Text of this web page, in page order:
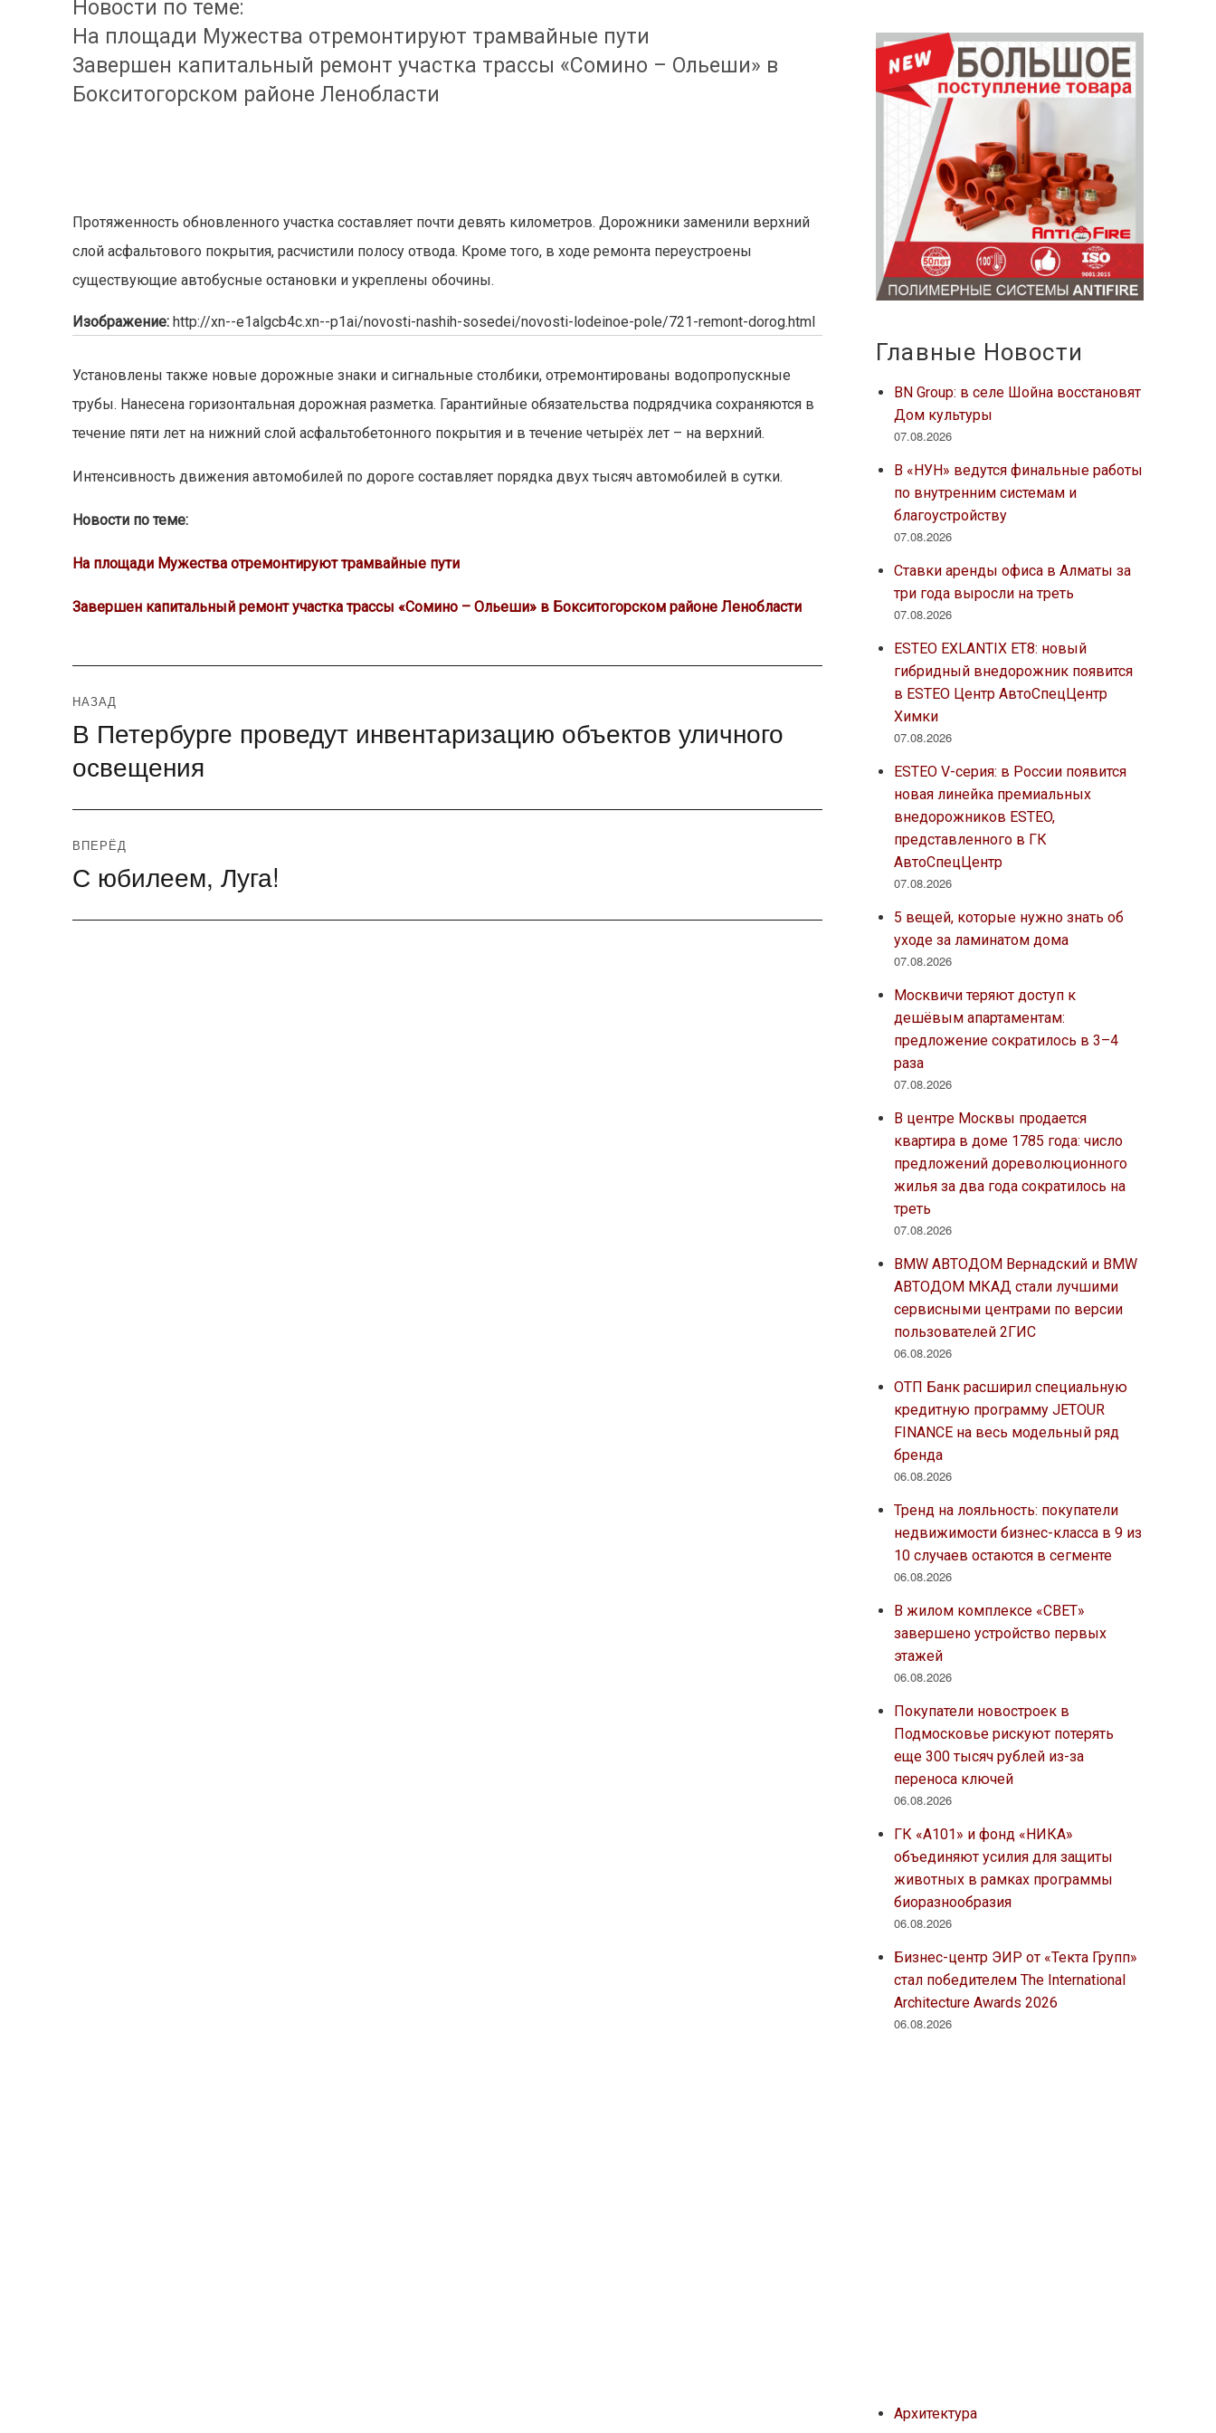
Новости по теме:
На площади Мужества отремонтируют трамвайные пути
Завершен капитальный ремонт участка трассы «Сомино – Ольеши» в
Бокситогорском районе Ленобласти
Протяженность обновленного участка составляет почти девять километров. Дорожники заменили верхний
слой асфальтового покрытия, расчистили полосу отвода. Кроме того, в ходе ремонта переустроены
существующие автобусные остановки и укреплены обочины.
Изображение:http://xn--e1algcb4c.xn--p1ai/novosti-nashih-sosedei/novosti-lodeinoe-pole/721-remont-dorog.html
Установлены также новые дорожные знаки и сигнальные столбики, отремонтированы водопропускные
трубы. Нанесена горизонтальная дорожная разметка. Гарантийные обязательства подрядчика сохраняются в
течение пяти лет на нижний слой асфальтобетонного покрытия и в течение четырёх лет – на верхний.
Интенсивность движения автомобилей по дороге составляет порядка двух тысяч автомобилей в сутки.
Новости по теме:
На площади Мужества отремонтируют трамвайные пути
Завершен капитальный ремонт участка трассы «Сомино – Ольеши» в Бокситогорском районе Ленобласти
Навигация
по
записям
НАЗАД
Предыдущая
В Петербурге проведут инвентаризацию объектов уличного
освещения
ВПЕРЁД
Следующая
С юбилеем, Луга!
Главные Новости
BN Group: в селе Шойна восстановят
Дом культуры
07.08.2026
В «НУН» ведутся финальные работы
по внутренним системам и
благоустройству
07.08.2026
Ставки аренды офиса в Алматы за
три года выросли на треть
07.08.2026
ESTEO EXLANTIX ET8: новый
гибридный внедорожник появится
в ESTEO Центр АвтоСпецЦентр
Химки
07.08.2026
ESTEO V-серия: в России появится
новая линейка премиальных
внедорожников ESTEO,
представленного в ГК
АвтоСпецЦентр
07.08.2026
5 вещей, которые нужно знать об
уходе за ламинатом дома
07.08.2026
Москвичи теряют доступ к
дешёвым апартаментам:
предложение сократилось в 3–4
раза
07.08.2026
В центре Москвы продается
квартира в доме 1785 года: число
предложений дореволюционного
жилья за два года сократилось на
треть
07.08.2026
BMW АВТОДОМ Вернадский и BMW
АВТОДОМ МКАД стали лучшими
сервисными центрами по версии
пользователей 2ГИС
06.08.2026
ОТП Банк расширил специальную
кредитную программу JETOUR
FINANCE на весь модельный ряд
бренда
06.08.2026
Тренд на лояльность: покупатели
недвижимости бизнес-класса в 9 из
10 случаев остаются в сегменте
06.08.2026
В жилом комплексе «СВЕТ»
завершено устройство первых
этажей
06.08.2026
Покупатели новостроек в
Подмосковье рискуют потерять
еще 300 тысяч рублей из-за
переноса ключей
06.08.2026
ГК «А101» и фонд «НИКА»
объединяют усилия для защиты
животных в рамках программы
биоразнообразия
06.08.2026
Бизнес-центр ЭИР от «Текта Групп»
стал победителем The International
Architecture Awards 2026
06.08.2026
Архитектура